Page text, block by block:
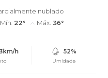
nublado
Mín. 22° Máx. 36°
h 52%
Umidade